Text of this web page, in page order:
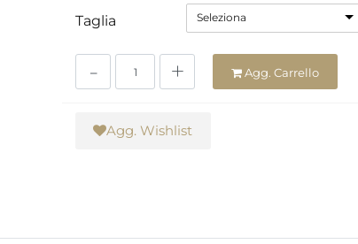
Taglia Seleziona
Agg. Carrello
Agg. Wishlist